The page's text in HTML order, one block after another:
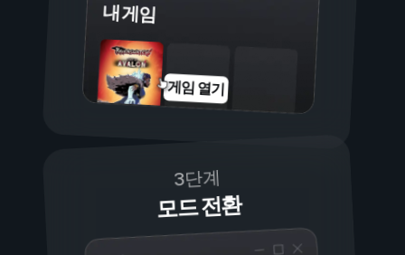
내 게임
게임 열기
3단계
모드 전환